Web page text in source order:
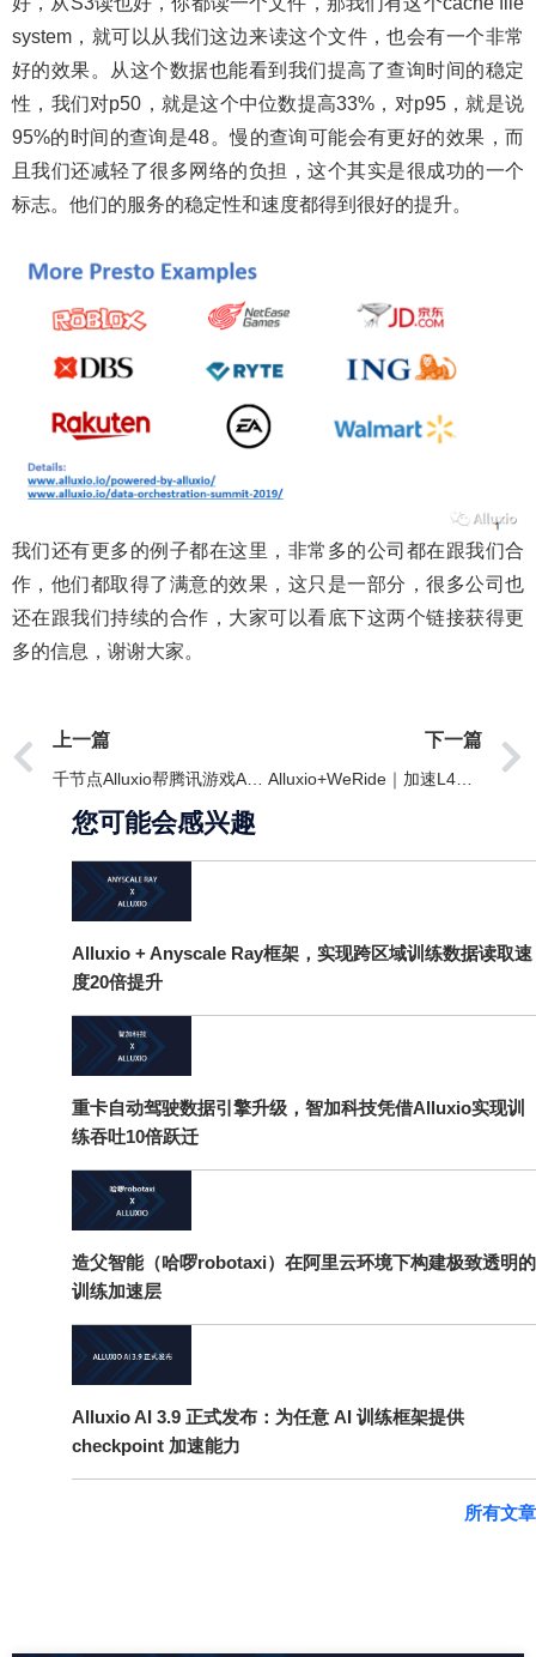
system，就可以从我们这边来读这个文件，也会有一个非常
好的效果。从这个数据也能看到我们提高了查询时间的稳定
性，我们对p50，就是这个中位数提高33%，对p95，就是说
95%的时间的查询是48。慢的查询可能会有更好的效果，而
且我们还减轻了很多网络的负担，这个其实是很成功的一个
标志。他们的服务的稳定性和速度都得到很好的提升。
我们还有更多的例子都在这里，非常多的公司都在跟我们合
作，他们都取得了满意的效果，这只是一部分，很多公司也
还在跟我们持续的合作，大家可以看底下这两个链接获得更
多的信息，谢谢大家。
上一篇 下一篇
Alluxio+WeRide｜加速L4级自动驾驶技术开发进程
您可能会感兴趣
Alluxio + Anyscale Ray框架，实现跨区域训练数据读取速
度20倍提升
重卡自动驾驶数据引擎升级，智加科技凭借Alluxio实现训
练吞吐10倍跃迁
造父智能（哈啰robotaxi）在阿里云环境下构建极致透明的
训练加速层
Alluxio AI 3.9 正式发布：为任意 AI 训练框架提供
checkpoint 加速能力
所有文章